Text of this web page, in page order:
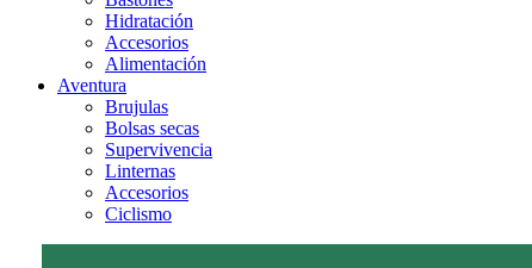
Hidratación
Accesorios
Alimentación
Aventura
Brujulas
Bolsas secas
Supervivencia
Linternas
Accesorios
Ciclismo